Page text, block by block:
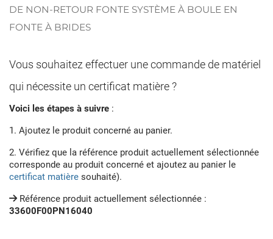
DE NON-RETOUR FONTE SYSTÈME À BOULE EN
FONTE À BRIDES
Vous souhaitez effectuer une commande de matériel
qui nécessite un certificat matière ?
Voici les étapes à suivre :
1. Ajoutez le produit concerné au panier.
2. Vérifiez que la référence produit actuellement sélectionnée
corresponde au produit concerné et ajoutez au panier le
certificat matière souhaité).
Référence produit actuellement sélectionnée :
33600F00PN16040